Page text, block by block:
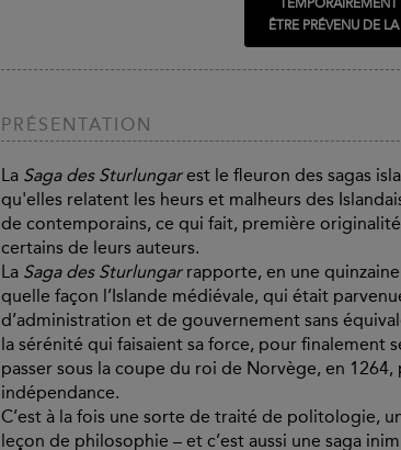
ÊTRE PRÉVENU DE
PRÉSENTATION
La Saga des Sturlungarest le fleuron des sagas
qu'elles relatent les heurs et malheurs des Islandais
de contemporains, ce qui fait, première
certains de leurs auteurs.
La Saga des Sturlungarrapporte, en une
quelle façon l’Islande médiévale, qui était
d’administration et de gouvernement sans
la sérénité qui faisaient sa force, pour finalement
passer sous la coupe du roi de Norvège, en
indépendance.
C’est à la fois une sorte de traité de politologie,
leçon de philosophie – et c’est aussi une saga